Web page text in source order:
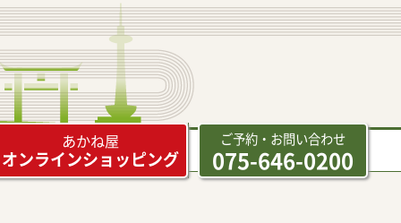
あかね屋
オンラインショッピング
ご予約・お問い合わせ
075-646-0200